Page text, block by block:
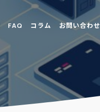
FAQ コラム お問い合わせ